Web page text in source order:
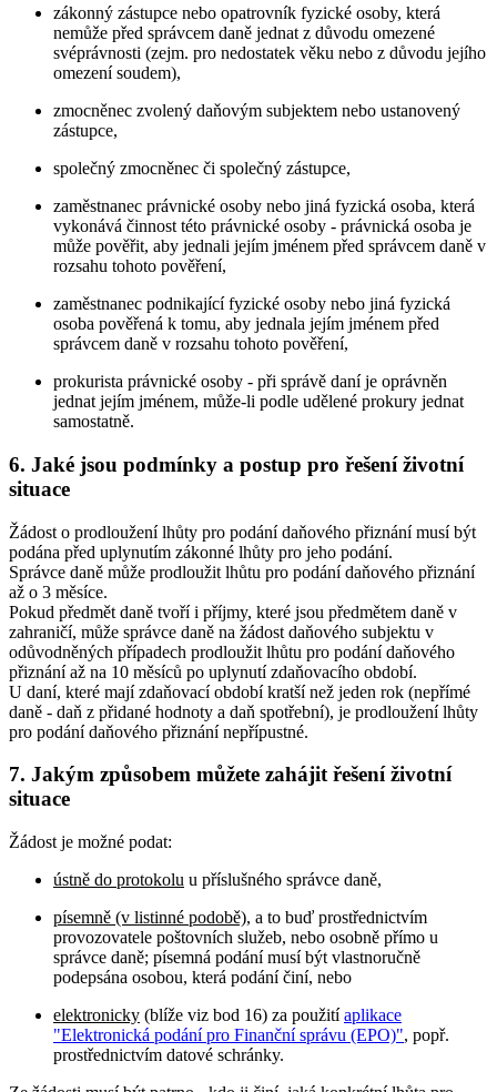
zákonný zástupce nebo opatrovník fyzické osoby, která
nemůže před správcem daně jednat z důvodu omezené
svéprávnosti (zejm. pro nedostatek věku nebo z důvodu jejího
omezení soudem),
zmocněnec zvolený daňovým subjektem nebo ustanovený
zástupce,
společný zmocněnec či společný zástupce,
zaměstnanec právnické osoby nebo jiná fyzická osoba, která
vykonává činnost této právnické osoby - právnická osoba je
může pověřit, aby jednali jejím jménem před správcem daně v
rozsahu tohoto pověření,
zaměstnanec podnikající fyzické osoby nebo jiná fyzická
osoba pověřená k tomu, aby jednala jejím jménem před
správcem daně v rozsahu tohoto pověření,
prokurista právnické osoby - při správě daní je oprávněn
jednat jejím jménem, může-li podle udělené prokury jednat
samostatně.
6. Jaké jsou podmínky a postup pro řešení životní
situace
Žádost o prodloužení lhůty pro podání daňového přiznání musí být
podána před uplynutím zákonné lhůty pro jeho podání.
Správce daně může prodloužit lhůtu pro podání daňového přiznání
až o 3 měsíce.
Pokud předmět daně tvoří i příjmy, které jsou předmětem daně v
zahraničí, může správce daně na žádost daňového subjektu v
odůvodněných případech prodloužit lhůtu pro podání daňového
přiznání až na 10 měsíců po uplynutí zdaňovacího období.
U daní, které mají zdaňovací období kratší než jeden rok (nepřímé
daně - daň z přidané hodnoty a daň spotřební), je prodloužení lhůty
pro podání daňového přiznání nepřípustné.
7. Jakým způsobem můžete zahájit řešení životní
situace
Žádost je možné podat:
ústně do protokolu u příslušného správce daně,
písemně (v listinné podobě), a to buď prostřednictvím
provozovatele poštovních služeb, nebo osobně přímo u
správce daně; písemná podání musí být vlastnoručně
podepsána osobou, která podání činí, nebo
elektronicky (blíže viz bod 16) za použitíaplikace
"Elektronická podání pro Finanční správu (EPO)", popř.
prostřednictvím datové schránky.